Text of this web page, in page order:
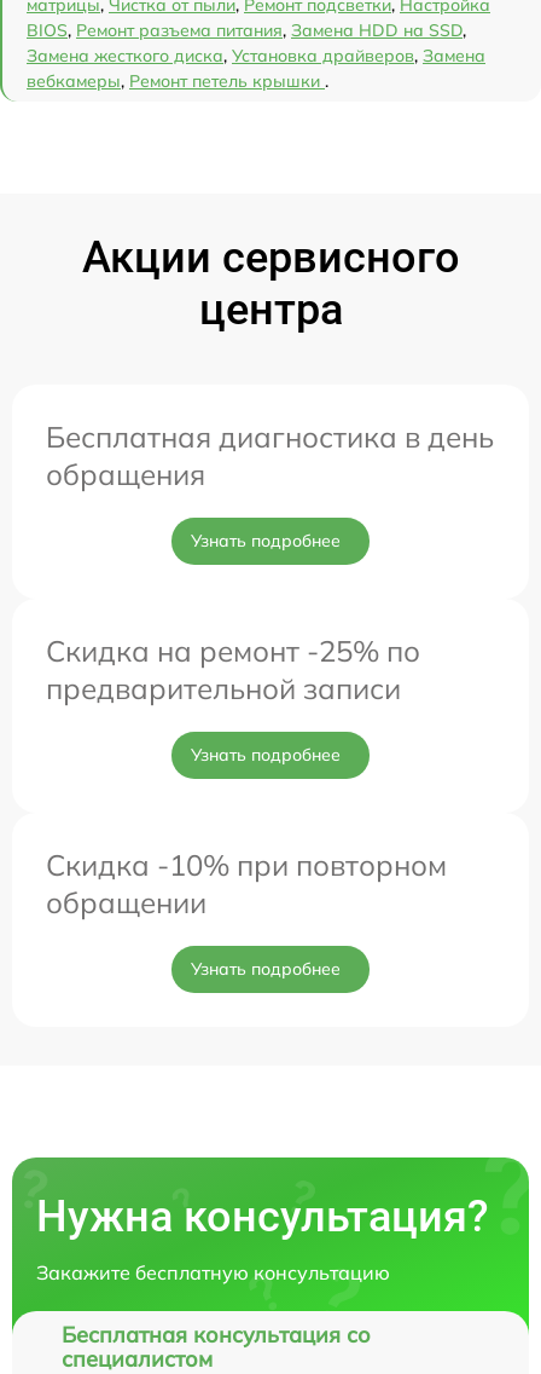
матрицы, Чистка от пыли, Ремонт подсветки, Настройка
BIOS, Ремонт разъема питания, Замена HDD на SSD,
Замена жесткого диска, Установка драйверов, Замена
вебкамеры, Ремонт петель крышки .
Акции сервисного
центра
Бесплатная диагностика в день
обращения
Узнать подробнее
Скидка на ремонт -25% по
предварительной записи
Узнать подробнее
Скидка -10% при повторном
обращении
Узнать подробнее
Нужна консультация?
Закажите бесплатную консультацию
Бесплатная консультация со
специалистом